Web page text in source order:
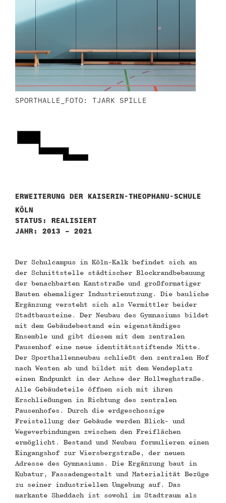
SPORTHALLE_FOTO: TJARK SPILLE
ERWEITERUNG DER KAISERIN-THEOPHANU-SCHULE
KÖLN
STATUS: REALISIERT
JAHR: 2013 – 2021
Der Schulcampus in Köln-Kalk befindet sich an
der Schnittstelle städtischer Blockrandbebauung
der benachbarten Kantstraße und großformatiger
Bauten ehemaliger Industrienutzung. Die bauliche
Ergänzung versteht sich als Vermittler beider
Stadtbausteine. Der Neubau des Gymnasiums bildet
mit dem Gebäudebestand ein eigenständiges
Ensemble und gibt diesem mit dem zentralen
Pausenhof eine neue identitätsstiftende Mitte.
Der Sporthallenneubau schließt den zentralen Hof
nach Westen ab und bildet mit dem Wendeplatz
einen Endpunkt in der Achse der Hollweghstraße.
Alle Gebäudeteile öffnen sich mit ihren
Erschließungen in Richtung des zentralen
Pausenhofes. Durch die erdgeschossige
Freistellung der Gebäude werden Blick- und
Wegeverbindungen zwischen den Freiflächen
ermöglicht. Bestand und Neubau formulieren einen
Eingangshof zur Wiersbergstraße, der neuen
Adresse des Gymnasiums. Die Ergänzung baut in
Kubatur, Fassadengestalt und Materialität Bezüge
zu seiner industriellen Umgebung auf. Das
markante Sheddach ist sowohl im Stadtraum als